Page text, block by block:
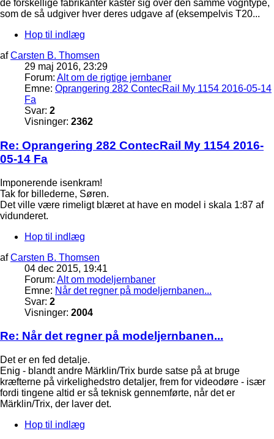
de forskellige fabrikanter kaster sig over den samme vogntype,
som de så udgiver hver deres udgave af (eksempelvis T20...
Hop til indlæg
afCarsten B. Thomsen
29 maj 2016, 23:29
Forum: Alt om de rigtige jernbaner
Emne: Oprangering 282 ContecRail My 1154 2016-05-14
Fa
Svar: 2
Visninger: 2362
Re: Oprangering 282 ContecRail My 1154 2016-
05-14 Fa
Imponerende isenkram!
Tak for billederne, Søren.
Det ville være rimeligt blæret at have en model i skala 1:87 af
vidunderet.
Hop til indlæg
afCarsten B. Thomsen
04 dec 2015, 19:41
Forum: Alt om modeljernbaner
Emne: Når det regner på modeljernbanen...
Svar: 2
Visninger: 2004
Re: Når det regner på modeljernbanen...
Det er en fed detalje.
Enig - blandt andre Märklin/Trix burde satse på at bruge
kræfterne på virkelighedstro detaljer, frem for videodøre - især
fordi tingene altid er så teknisk gennemførte, når det er
Märklin/Trix, der laver det.
Hop til indlæg